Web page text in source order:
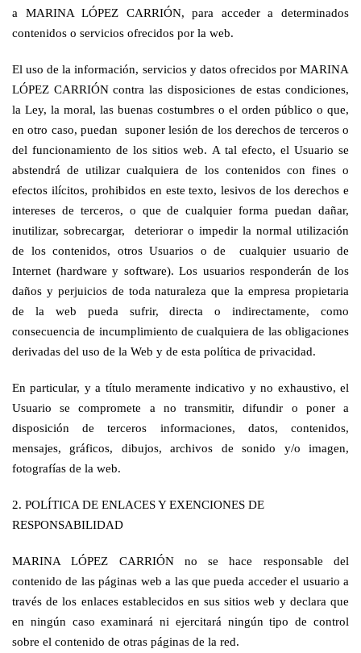
a MARINA LÓPEZ CARRIÓN, para acceder a determinados
contenidos o servicios ofrecidos por la web.
El uso de la información, servicios y datos ofrecidos por MARINA
LÓPEZ CARRIÓN contra las disposiciones de estas condiciones,
la Ley, la moral, las buenas costumbres o el orden público o que,
en otro caso, puedan suponer lesión de los derechos de terceros o
del funcionamiento de los sitios web. A tal efecto, el Usuario se
abstendrá de utilizar cualquiera de los contenidos con fines o
efectos ilícitos, prohibidos en este texto, lesivos de los derechos e
intereses de terceros, o que de cualquier forma puedan dañar,
inutilizar, sobrecargar, deteriorar o impedir la normal utilización
de los contenidos, otros Usuarios o de cualquier usuario de
Internet (hardware y software). Los usuarios responderán de los
daños y perjuicios de toda naturaleza que la empresa propietaria
de la web pueda sufrir, directa o indirectamente, como
consecuencia de incumplimiento de cualquiera de las obligaciones
derivadas del uso de la Web y de esta política de privacidad.
En particular, y a título meramente indicativo y no exhaustivo, el
Usuario se compromete a no transmitir, difundir o poner a
disposición de terceros informaciones, datos, contenidos,
mensajes, gráficos, dibujos, archivos de sonido y/o imagen,
fotografías de la web.
2. POLÍTICA DE ENLACES Y EXENCIONES DE
RESPONSABILIDAD
MARINA LÓPEZ CARRIÓN no se hace responsable del
contenido de las páginas web a las que pueda acceder el usuario a
través de los enlaces establecidos en sus sitios web y declara que
en ningún caso examinará ni ejercitará ningún tipo de control
sobre el contenido de otras páginas de la red.